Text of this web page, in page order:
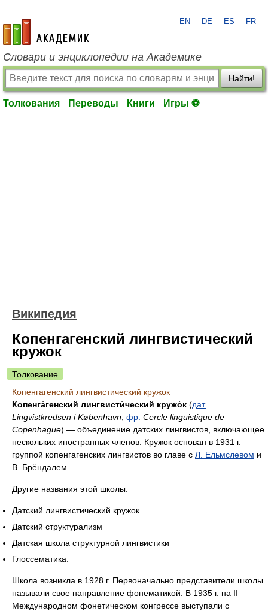
academic.ru
EN DE ES FR
Словари и энциклопедии на Академике
Найти!
Толкования Переводы Книги Игры ⚽
Википедия
Копенгагенский лингвистический
кружок
Толкование
Копенгагенский лингвистический кружок
Копенга́генский лингвисти́ческий кружо́к (дат.
Lingvistkredsen i København фр. Cercle linguistique de
Copenhague) — объединение датских лингвистов, включающее
нескольких иностранных членов. Кружок основан в 1931 г.
группой копенгагенских лингвистов во главе с Л. Ельмслевом и
В. Брёндалем.
Другие названия этой школы:
Датский лингвистический кружок
Датский структурализм
Датская школа структурной лингвистики
Глоссематика.
Школа возникла в 1928 г. Первоначально представители школы
называли свое направление фонематикой. В 1935 г. на II
Международном фонетическом конгрессе выступали с